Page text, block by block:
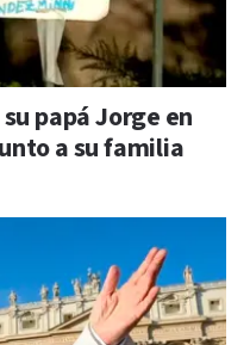
papá Jorge en
a su familia